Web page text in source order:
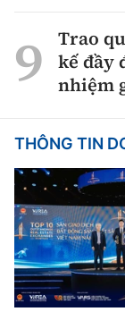
Trao
kế đầy
nhiệm
THÔNG TIN